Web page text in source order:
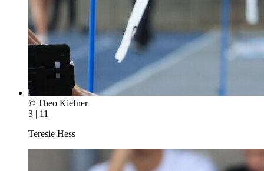
© Theo Kiefner
3 | 11
Teresie Hess